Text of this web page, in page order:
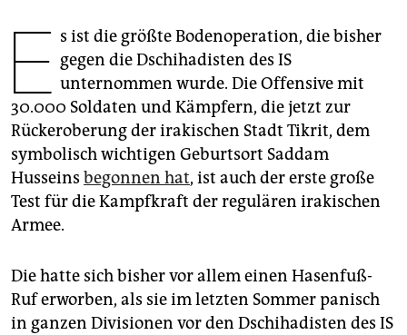
genossenschaft
epaper login
E s ist die größte Bodenoperation, die bisher
gegen die Dschihadisten des IS
unternommen wurde. Die Offensive mit
30.000 Soldaten und Kämpfern, die jetzt zur
Rückeroberung der irakischen Stadt Tikrit, dem
symbolisch wichtigen Geburtsort Saddam
Husseins begonnen hat, ist auch der erste große
Test für die Kampfkraft der regulären irakischen
Armee.
Die hatte sich bisher vor allem einen Hasenfuß-
Ruf erworben, als sie im letzten Sommer panisch
in ganzen Divisionen vor den Dschihadisten des IS